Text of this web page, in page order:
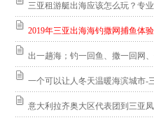
三亚租游艇出海应该怎么玩？专
2019年三亚出海海钓撒网捕鱼体
出一趟海；钓一回鱼、撒一回网
一个可以让人冬天温暖海滨城市-
意大利拉齐奥大区代表团到三亚